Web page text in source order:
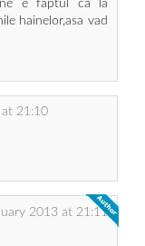
e faptul ca la
hainelor,asa vad
21:10
2013 at 21:11